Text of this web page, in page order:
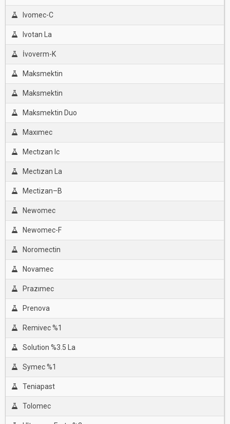
Ivomec-C
Ivotan La
İvoverm-K
Maksmektin
Maksmektin
Maksmektin Duo
Maxımec
Mectızan Ic
Mectızan La
Mectizan–B
Newomec
Newomec-F
Noromectin
Novamec
Prazımec
Prenova
Remivec %1
Solution %3.5 La
Symec %1
Teniapast
Tolomec